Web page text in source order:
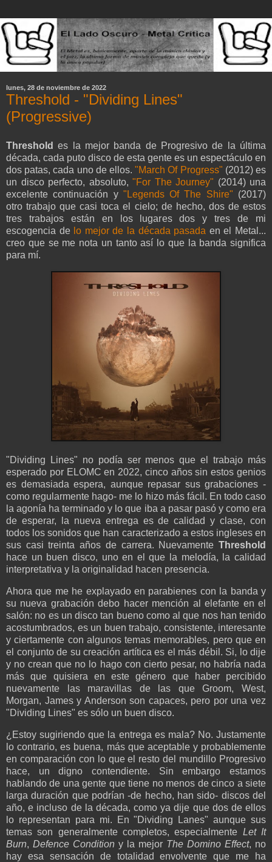
lunes, 28 de noviembre de 2022
Threshold - "Dividing Lines"
(Progressive)
Threshold es la mejor banda de Progresivo de la última
década, cada puto disco de esta gente es un espectáculo en
dos patas, cada uno de ellos."March Of Progress" (2012) es
un disco perfecto, absoluto, "For The Journey" (2014) una
excelente continuación y "Legends Of The Shire" (2017)
otro trabajo que casi toca el cielo; de hecho, dos de estos
tres trabajos están en los lugares dos y tres de mi
escogencia de lo mejor de la década pasada en el Metal...
creo que se me nota un tanto así lo que la banda significa
para mí.
"Dividing Lines" no podía ser menos que el trabajo más
esperado por ELOMC en 2022, cinco años sin estos genios
es demasiada espera, aunque repasar sus grabaciones -
como regularmente hago- me lo hizo más fácil. En todo caso
la agonía ha terminado y lo que iba a pasar pasó y como era
de esperar, la nueva entrega es de calidad y clase, con
todos los sonidos que han caracterizado a estos ingleses en
sus casi treinta años de carrera. Nuevamente Threshold
hace un buen disco, uno en el que la melodía, la calidad
interpretativa y la originalidad hacen presencia.
Ahora que me he explayado en parabienes con la banda y
su nueva grabación debo hacer mención al elefante en el
salón: no es un disco tan bueno como al que nos han tenido
acostumbrados, es un buen trabajo, consistente, interesante
y ciertamente con algunos temas memorables, pero que en
el conjunto de su creación artítica es el más débil. Si, lo dije
y no crean que no lo hago con cierto pesar, no habría nada
más que quisiera en este género que haber percibido
nuevamente las maravillas de las que Groom, West,
Morgan, James y Anderson son capaces, pero por una vez
"Dividing Lines" es sólo un buen disco.
¿Estoy sugiriendo que la entrega es mala? No. Justamente
lo contrario, es buena, más que aceptable y probablemente
en comparación con lo que el resto del mundillo Progresivo
hace, un digno contendiente. Sin embargo estamos
hablando de una gente que tiene no menos de cinco a siete
larga duración que podrían -de hecho, han sido- discos del
año, e incluso de la década, como ya dije que dos de ellos
lo representan para mi. En "Dividing Lanes" aunque sus
temas son generalmente completos, especialmente Let It
Burn, Defence Condition y la mejor The Domino Effect, no
hay esa sensación de totalidad envolvente que me ha